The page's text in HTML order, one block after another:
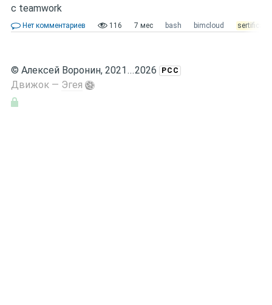
с teamwork
Нет комментариев 116 7 мес bash bimcloud sertificate
© Алексей Воронин, 2021...2026 РСС
Движок — Эгея